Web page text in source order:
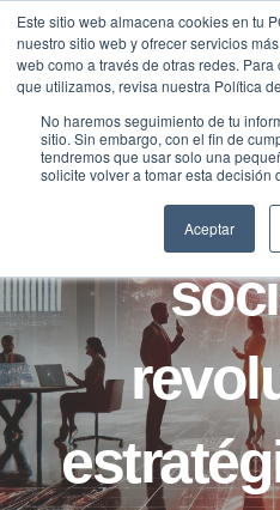
Este sitio web almacena cookies en tu
nuestro sitio web y ofrecer servicios
web como a través de otras redes.
que utilizamos, revisa nuestra Política
No haremos seguimiento de tu
sitio. Sin embargo, con el fin de
tendremos que usar solo una
solicite volver a tomar esta decisión
Aceptar
Saltar
contenido
B2B